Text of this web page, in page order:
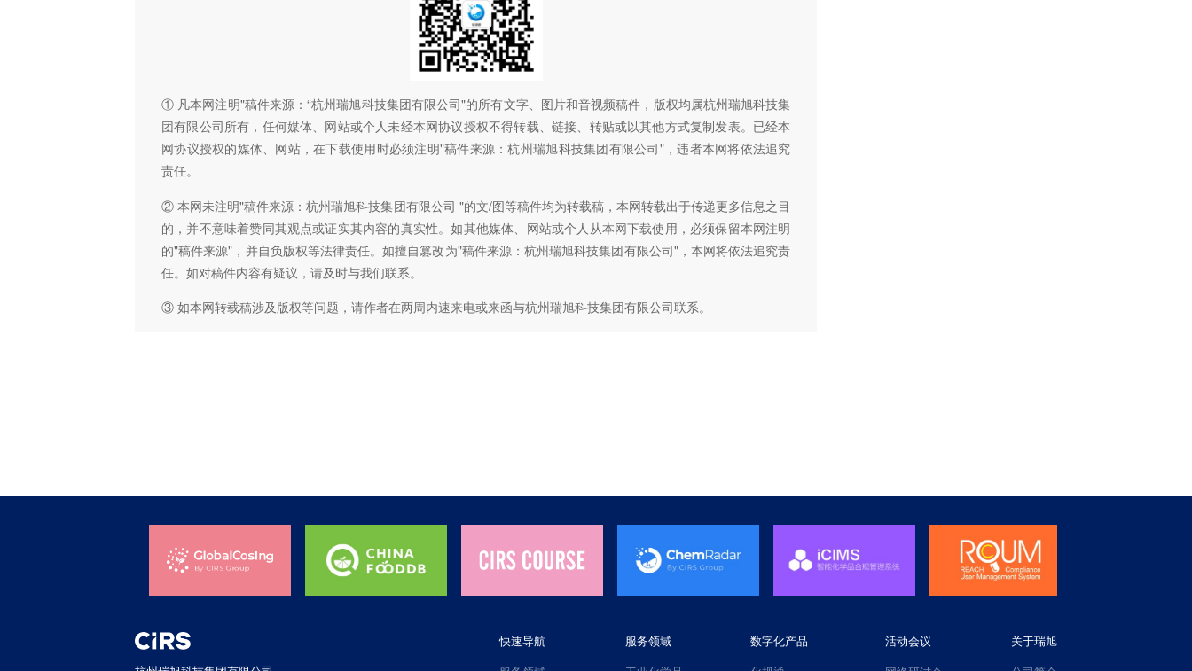
① 凡本网注明"稿件来源：“杭州瑞旭科技集团有限公司"的所有文字、图片和音视频稿件，版权均属杭州瑞旭科技集
团有限公司所有，任何媒体、网站或个人未经本网协议授权不得转载、链接、转贴或以其他方式复制发表。已经本
网协议授权的媒体、网站，在下载使用时必须注明"稿件来源：杭州瑞旭科技集团有限公司"，违者本网将依法追究
责任。
② 本网未注明"稿件来源：杭州瑞旭科技集团有限公司 "的文/图等稿件均为转载稿，本网转载出于传递更多信息之目
的，并不意味着赞同其观点或证实其内容的真实性。如其他媒体、网站或个人从本网下载使用，必须保留本网注明
的"稿件来源"，并自负版权等法律责任。如擅自篡改为"稿件来源：杭州瑞旭科技集团有限公司"，本网将依法追究责
任。如对稿件内容有疑议，请及时与我们联系。
③ 如本网转载稿涉及版权等问题，请作者在两周内速来电或来函与杭州瑞旭科技集团有限公司联系。
快速导航
服务领域
数字化产品
活动会议
关于瑞旭